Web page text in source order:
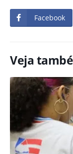
Facebook
Veja